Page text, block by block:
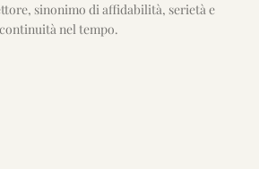
sinonimo di affidabilità, serietà e
continuità nel tempo.